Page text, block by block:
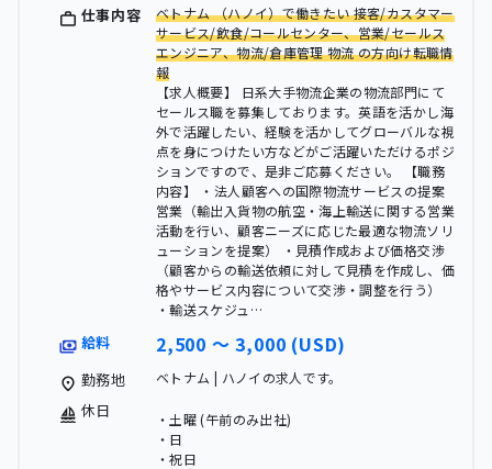
仕事内容
ベトナム （ハノイ）で働きたい 接客/カスタマー
サービス/飲食/コールセンター、営業/セールス
エンジニア、物流/倉庫管理 物流 の方向け転職情
報
【求人概要】 日系大手物流企業の物流部門にて
セールス職を募集しております。英語を活かし海
外で活躍したい、経験を活かしてグローバルな視
点を身につけたい方などがご活躍いただけるポジ
ションですので、是非ご応募ください。 【職務
内容】 ・法人顧客への国際物流サービスの提案
営業（輸出入貨物の航空・海上輸送に関する営業
活動を行い、顧客ニーズに応じた最適な物流ソリ
ューションを提案） ・見積作成および価格交渉
（顧客からの輸送依頼に対して見積を作成し、価
格やサービス内容について交渉・調整を行う）
・輸送スケジュ…
給料 2,500 〜 3,000 (USD)
勤務地 ベトナム | ハノイの求人です。
休日
・土曜 (午前のみ出社)
・日
・祝日